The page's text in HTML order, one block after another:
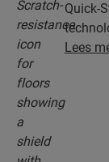
Quick-
Lees